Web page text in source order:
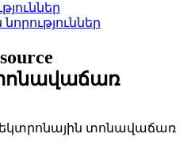
տոնավաճառ